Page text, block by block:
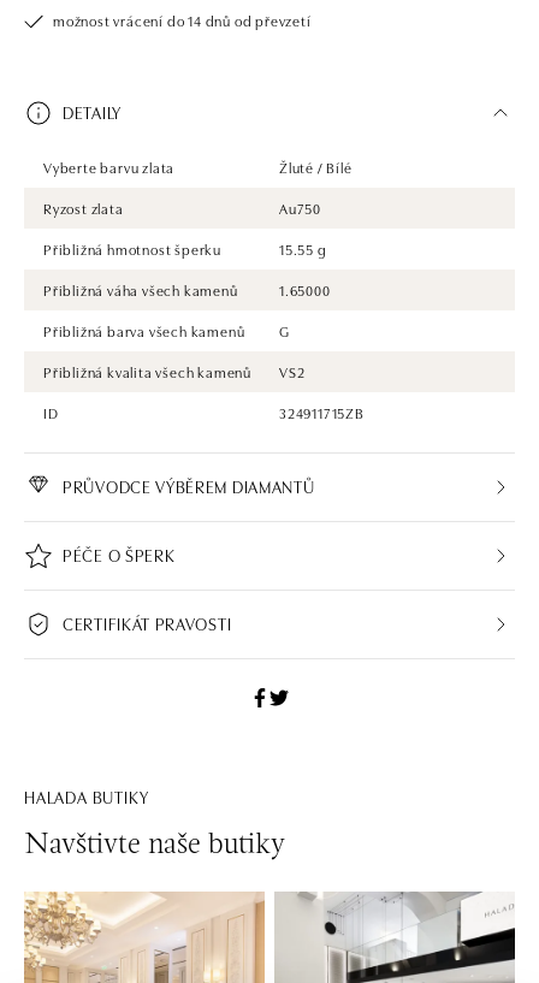
možnost vrácení do 14 dnů od převzetí
DETAILY
Vyberte barvu zlata
Žluté / Bílé
Ryzost zlata
Au750
Přibližná hmotnost šperku
15.55 g
Přibližná váha všech kamenů
1.65000
Přibližná barva všech kamenů
G
Přibližná kvalita všech kamenů
VS2
ID
324911715ZB
PRŮVODCE VÝBĚREM DIAMANTŮ
PÉČE O ŠPERK
CERTIFIKÁT PRAVOSTI
HALADA BUTIKY
Navštivte naše butiky